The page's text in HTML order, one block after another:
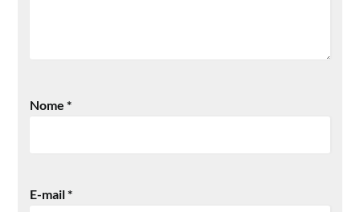
Nome*
E-mail*